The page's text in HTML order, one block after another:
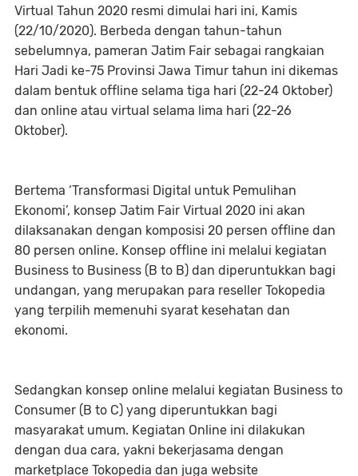
Virtual Tahun 2020 resmi dimulai hari ini, Kamis
(22/10/2020). Berbeda dengan tahun-tahun
sebelumnya, pameran Jatim Fair sebagai rangkaian
Hari Jadi ke-75 Provinsi Jawa Timur tahun ini dikemas
dalam bentuk offline selama tiga hari (22-24 Oktober)
dan online atau virtual selama lima hari (22-26
Oktober).
Bertema ‘Transformasi Digital untuk Pemulihan
Ekonomi’, konsep Jatim Fair Virtual 2020 ini akan
dilaksanakan dengan komposisi 20 persen offline dan
80 persen online. Konsep offline ini melalui kegiatan
Business to Business (B to B) dan diperuntukkan bagi
undangan, yang merupakan para reseller Tokopedia
yang terpilih memenuhi syarat kesehatan dan
ekonomi.
Sedangkan konsep online melalui kegiatan Business to
Consumer (B to C) yang diperuntukkan bagi
masyarakat umum. Kegiatan Online ini dilakukan
dengan dua cara, yakni bekerjasama dengan
marketplace Tokopedia dan juga website